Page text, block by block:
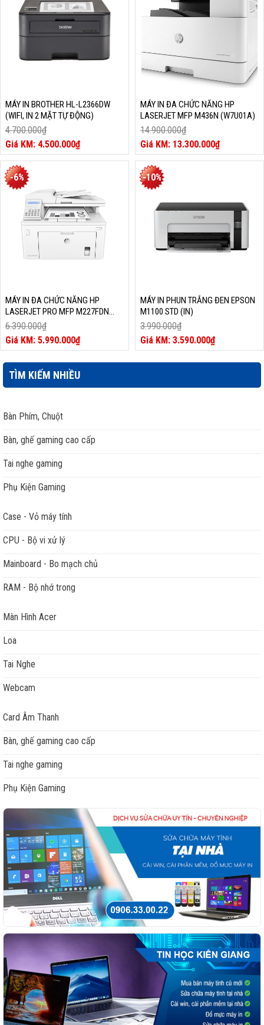
MÁY IN BROTHER HL-L2366DW
(WIFI, IN 2 MẶT TỰ ĐỘNG)
4.700.000₫
Giá
gốc
là:
4.700.000₫.
4.500.000₫
Giá
hiện
tại
là:
4.500.000₫.
MÁY IN ĐA CHỨC NĂNG HP
LASERJET MFP M436N (W7U01A)
14.900.000₫
Giá
gốc
là:
14.900.000₫.
13.300.000₫
Giá
hiện
tại
là:
-6%
MÁY IN ĐA CHỨC NĂNG HP
LASERJET PRO MFP M227FDN
(G3Q79A)
6.390.000₫
Giá
gốc
là:
6.390.000₫.
5.990.000₫
Giá
hiện
tại
là:
5.990.000₫.
-10%
MÁY IN PHUN TRẮNG ĐEN EPSON
M1100 STD (IN)
3.990.000₫
Giá
gốc
là:
3.590.000₫
Giá
hiện
3.590.000₫.
TÌM KIẾM NHIỀU
Bàn Phím, Chuột
Bàn, ghế gaming cao cấp
Tai nghe gaming
Phụ Kiện Gaming
Case - Vỏ máy tính
CPU - Bộ vi xử lý
Mainboard - Bo mạch chủ
RAM - Bộ nhớ trong
Màn Hình Acer
Loa
Tai Nghe
Webcam
Card Âm Thanh
Bàn, ghế gaming cao cấp
Tai nghe gaming
Phụ Kiện Gaming